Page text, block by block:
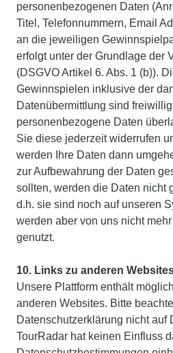
personenbezogenen Daten
Titel, Telefonnummern, Email
an die jeweiligen
erfolgt unter der Grundlage der
(DSGVO Artikel 6. Abs. 1 (b)).
Gewinnspielen inklusive der
Datenübermittlung sind
personenbezogene Daten
Sie diese jederzeit widerrufen
werden Ihre Daten dann
zur Aufbewahrung der Daten
sollten, werden die Daten nicht
d.h. sie sind noch auf unseren
werden aber von uns nicht
genutzt.
10. Links zu anderen
Unsere Plattform enthält
anderen Websites. Bitte
Datenschutzerklärung nicht auf
TourRadar hat keinen Einfluss